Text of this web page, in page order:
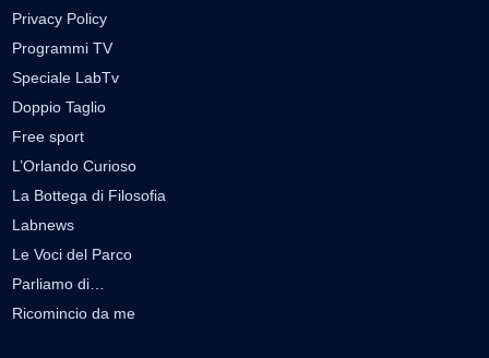
Privacy Policy
Programmi TV
Speciale LabTv
Doppio Taglio
Free sport
L’Orlando Curioso
La Bottega di Filosofia
Labnews
Le Voci del Parco
Parliamo di…
Ricomincio da me